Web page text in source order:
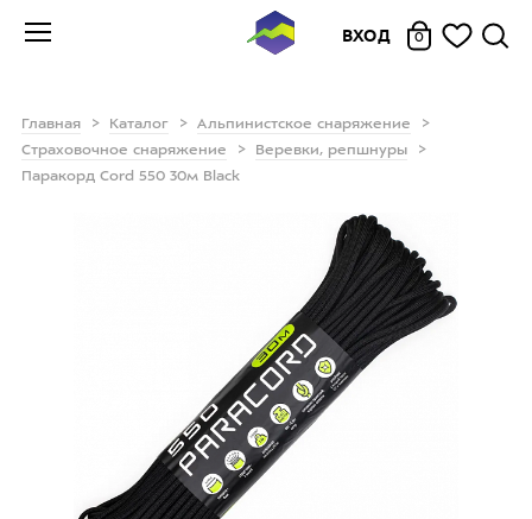
ВХОД 0
Главная Каталог
Альпинистское снаряжение
Страховочное снаряжение
Веревки, репшнуры
Паракорд Cord 550 30м Black